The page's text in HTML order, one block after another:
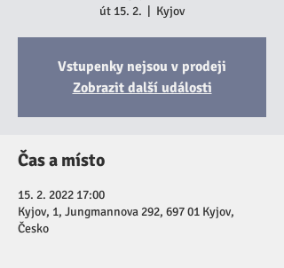
út 15. 2. Kyjov
Vstupenky nejsou v prodeji
Zobrazit další události
Čas a místo
15. 2. 2022 17:00
Kyjov, 1, Jungmannova 292, 697 01 Kyjov,
Česko